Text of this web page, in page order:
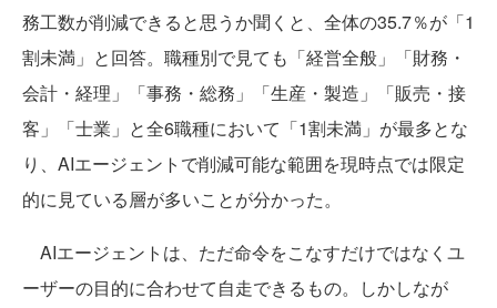
務工数が削減できると思うか聞くと、全体の35.7％が「1
割未満」と回答。職種別で見ても「経営全般」「財務・
会計・経理」「事務・総務」「生産・製造」「販売・接
客」「士業」と全6職種において「1割未満」が最多とな
り、AIエージェントで削減可能な範囲を現時点では限定
的に見ている層が多いことが分かった。
AIエージェントは、ただ命令をこなすだけではなくユ
ーザーの目的に合わせて自走できるもの。しかしなが